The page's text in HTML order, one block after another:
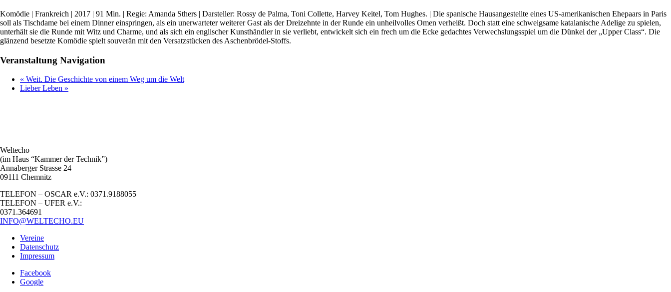
Komödie | Frankreich | 2017 | 91 Min. | Regie: Amanda Sthers | Darsteller: Rossy de Palma, Toni Collette, Harvey Keitel, Tom Hughes. | Die spanische Hausangestellte eines US-amerikanischen Ehepaars in Paris
soll als Tischdame bei einem Dinner einspringen, als ein unerwarteter weiterer Gast als der Dreizehnte in der Runde ein unheilvolles Omen verheißt. Doch statt eine schweigsame katalanische Adelige zu spielen,
unterhält sie die Runde mit Witz und Charme, und als sich ein englischer Kunsthändler in sie verliebt, entwickelt sich ein frech um die Ecke gedachtes Verwechslungsspiel um die Dünkel der „Upper Class“. Die
glänzend besetzte Komödie spielt souverän mit den Versatzstücken des Aschenbrödel-Stoffs.
Veranstaltung Navigation
« Weit. Die Geschichte von einem Weg um die Welt
Lieber Leben »
Weltecho
(im Haus “Kammer der Technik”)
Annaberger Strasse 24
09111 Chemnitz
TELEFON – OSCAR e.V.: 0371.9188055
TELEFON – UFER e.V.:
0371.364691
INFO@WELTECHO.EU
Vereine
Datenschutz
Impressum
Facebook
Google